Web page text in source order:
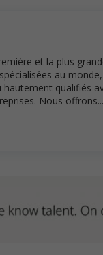
et la plus
au
hautement qualifiés
Nous offrons...